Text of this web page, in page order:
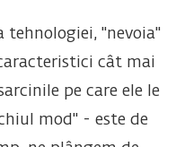
tehnologiei, "nevoia"
cât mai
pe care ele le
mod" - este de